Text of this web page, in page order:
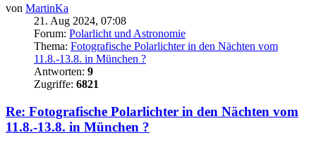
von MartinKa
21. Aug 2024, 07:08
Forum: Polarlicht und Astronomie
Thema: Fotografische Polarlichter in den Nächten vom
11.8.-13.8. in München ?
Antworten: 9
Zugriffe: 6821
Re: Fotografische Polarlichter in den Nächten vom
11.8.-13.8. in München ?